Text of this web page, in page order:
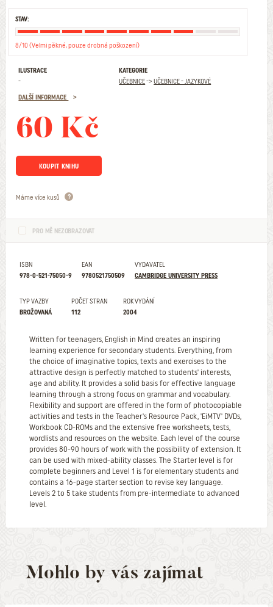
STAV:
8/10 (Velmi pěkné, pouze drobná poškození)
ILUSTRACE
-
KATEGORIE
UČEBNICE->UČEBNICE - JAZYKOVÉ
DALŠÍ INFORMACE
60 Kč
KOUPIT KNIHU
Máme více kusů
PRO MĚ NEZOBRAZOVAT
ISBN
978-0-521-75050-9
EAN
9780521750509
VYDAVATEL
CAMBRIDGE UNIVERSITY PRESS
TYP VAZBY
BROŽOVANÁ
POČET STRAN
112
ROK VYDÁNÍ
2004
Written for teenagers, English in Mind creates an inspiring
learning experience for secondary students. Everything, from
the choice of imaginative topics, texts and exercises to the
attractive design is perfectly matched to students' interests,
age and ability. It provides a solid basis for effective language
learning through a strong focus on grammar and vocabulary.
Flexibility and support are offered in the form of photocopiable
activities and tests in the Teacher's Resource Pack, 'EiMTV' DVDs,
Workbook CD-ROMs and the extensive free worksheets, tests,
wordlists and resources on the website. Each level of the course
provides 80-90 hours of work with the possibility of extension. It
can be used with mixed-ability classes. The Starter level is for
complete beginners and Level 1 is for elementary students and
contains a 16-page starter section to revise key language.
Levels 2 to 5 take students from pre-intermediate to advanced
level.
Mohlo by vás zajímat